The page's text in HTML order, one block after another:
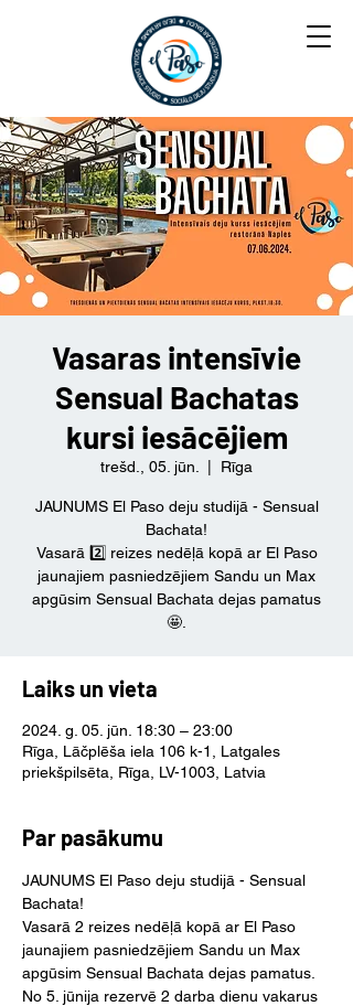
Vasaras intensīvie
Sensual Bachatas
kursi iesācējiem
trešd., 05. jūn. Rīga
JAUNUMS El Paso deju studijā - Sensual
Bachata!
Vasarā 2️⃣ reizes nedēļā kopā ar El Paso
jaunajiem pasniedzējiem Sandu un Max
apgūsim Sensual Bachata dejas pamatus
🤩.
Laiks un vieta
2024. g. 05. jūn. 18:30 – 23:00
Rīga, Lāčplēša iela 106 k-1, Latgales
priekšpilsēta, Rīga, LV-1003, Latvia
Par pasākumu
JAUNUMS El Paso deju studijā - Sensual
Bachata!
Vasarā 2 reizes nedēļā kopā ar El Paso
jaunajiem pasniedzējiem Sandu un Max
apgūsim Sensual Bachata dejas pamatus.
No 5. jūnija rezervē 2 darba dienu vakarus